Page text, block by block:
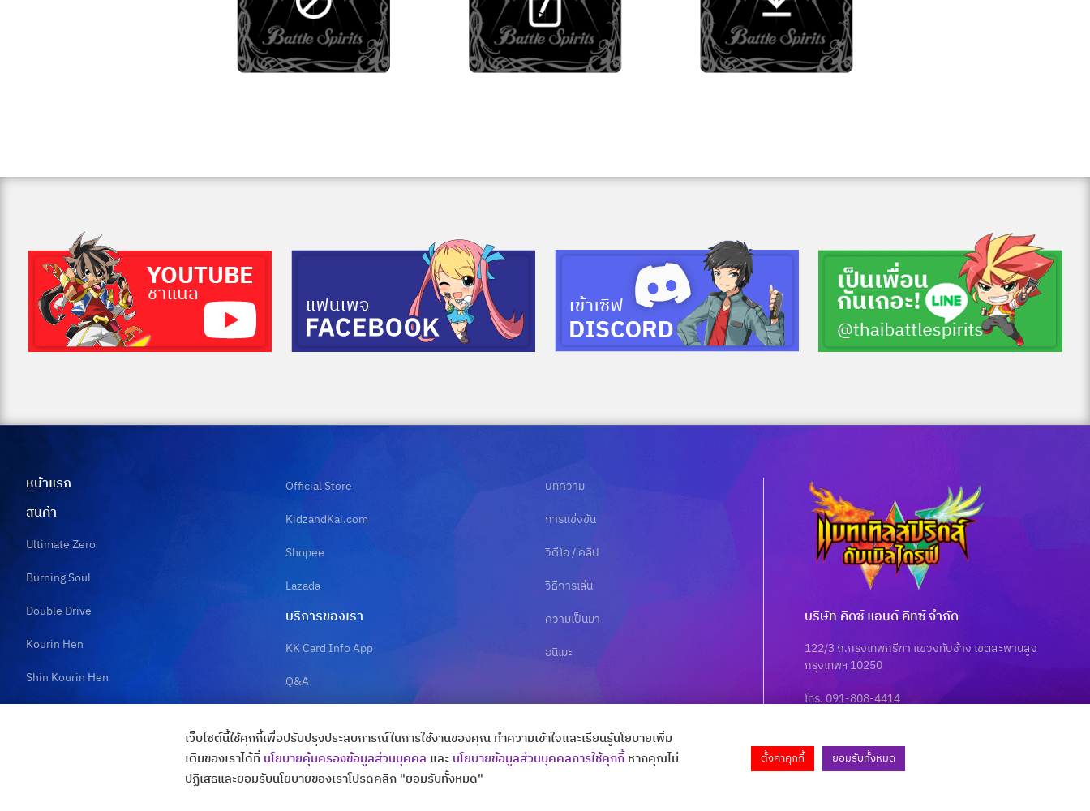
หน้าแรก
สินค้า
Ultimate Zero
Burning Soul
Double Drive
Kourin Hen
Shin Kourin Hen
Official Store
KidzandKai.com
Shopee
Lazada
บริการของเรา
KK Card Info App
Q&A
บทความ
การแข่งขัน
วิดีโอ / คลิป
วิธีการเล่น
ความเป็นมา
อนิเมะ
บริษัท คิดซ์ แอนด์ คิทซ์ จำกัด
122/3 ถ.กรุงเทพกรีฑา แขวงทับช้าง เขตสะพานสูง
กรุงเทพฯ 10250
โทร. 091-808-4414
Copyright © All Rights Thaibattlespirits
เว็บไซต์นี้ใช้คุกกี้เพื่อปรับปรุงประสบการณ์ในการใช้งานของคุณ ทำความเข้าใจและเรียนรู้นโยบายเพิ่ม
เติมของเราได้ที่ นโยบายคุ้มครองข้อมูลส่วนบุคคล และ นโยบายข้อมูลส่วนบุคคลการใช้คุกกี้หากคุณไม่
ปฏิเสธและยอมรับนโยบายของเราโปรดคลิก "ยอมรับทั้งหมด"
ตั้งค่าคุกกี้ ยอมรับทั้งหมด